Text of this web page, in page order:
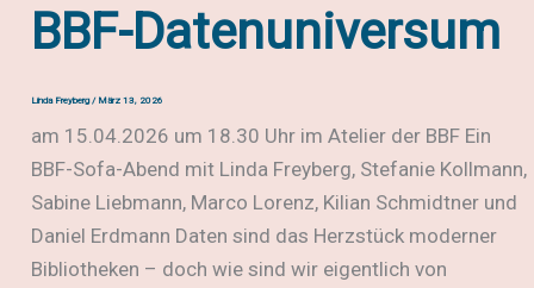
Schulmuseen
im
BBF-Datenuniversum
Linda Freyberg/ März 13, 2026
am 15.04.2026 um 18.30 Uhr im Atelier der BBF Ein
BBF-Sofa-Abend mit Linda Freyberg, Stefanie Kollmann,
Sabine Liebmann, Marco Lorenz, Kilian Schmidtner und
Daniel Erdmann Daten sind das Herzstück moderner
Bibliotheken – doch wie sind wir eigentlich von